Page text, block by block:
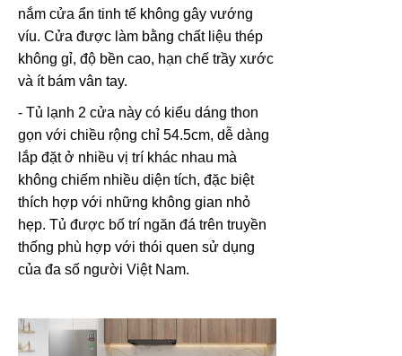
nắm cửa ẩn tinh tế không gây vướng
víu. Cửa được làm bằng chất liệu thép
không gỉ, độ bền cao, hạn chế trầy xước
và ít bám vân tay.
- Tủ lạnh 2 cửa này có kiểu dáng thon
gọn với chiều rộng chỉ 54.5cm, dễ dàng
lắp đặt ở nhiều vị trí khác nhau mà
không chiếm nhiều diện tích, đặc biệt
thích hợp với những không gian nhỏ
hẹp. Tủ được bố trí ngăn đá trên truyền
thống phù hợp với thói quen sử dụng
của đa số người Việt Nam.